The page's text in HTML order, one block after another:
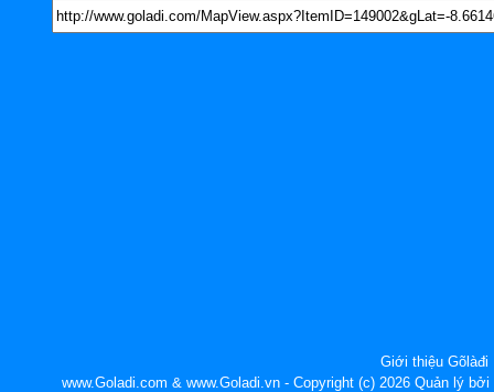
Giới thiệu Gõlàđi
www.Goladi.com & www.Goladi.vn - Copyright (c) 2026 Quản lý